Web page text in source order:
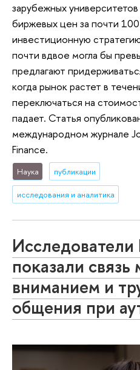
зарубежных
биржевых цен за почти
инвестиционную
почти вдвое могла бы
предлагают
когда рынок растет в
переключаться на
падает. Статья
международном журнале
Finance.
Наука публикации
исследования и аналитика
показали
вниманием и
общения при